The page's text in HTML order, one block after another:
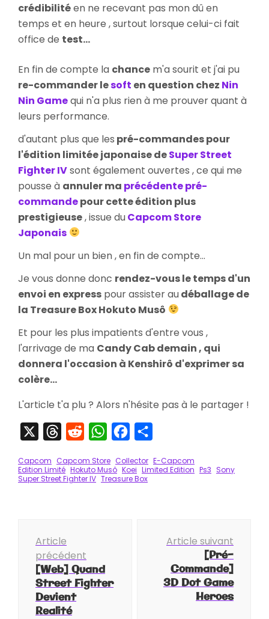
crédibilitéen ne recevant pas mon dû en
temps et en heure , surtout lorsque celui-ci fait
office de test...
En fin de compte la chance m'a sourit et j'ai pu
re-commander lesoft en question chez Nin
Nin Gamequi n'a plus rien à me prouver quant à
leurs performance.
d'autant plus que les pré-commandes pour
l'édition limitée japonaise deSuper Street
Fighter IVsont également ouvertes , ce qui me
pousse à annuler ma précédente pré-
commandepour cette édition plus
prestigieuse, issue duCapcom Store
Japonais
Un mal pour un bien , en fin de compte...
Je vous donne donc rendez-vous le temps d'un
envoi en express pour assister audéballage de
la Treasure Box Hokuto Musô
Et pour les plus impatients d'entre vous ,
l'arrivage de ma Candy Cab demain , qui
donnera l'occasion à Kenshirô d'exprimer sa
colère...
L'article t'a plu ? Alors n'hésite pas à le partager !
ThreadsRedditWhatsAppFacebook
Capcom Capcom Store Collector E-Capcom
Edition Limité Hokuto Musô Koei Limited Edition Ps3 Sony
Super Street Fighter IV Treasure Box
d'article
Article
précédent
[Web] Quand
Street Fighter
Devient
Realité
Article suivant
[Pré-
Commande]
3D Dot Game
Heroes